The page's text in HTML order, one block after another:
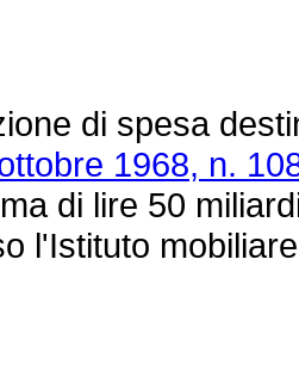
di spesa
1968, n.
di lire 50
l'Istituto